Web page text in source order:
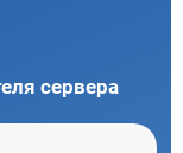
сервера